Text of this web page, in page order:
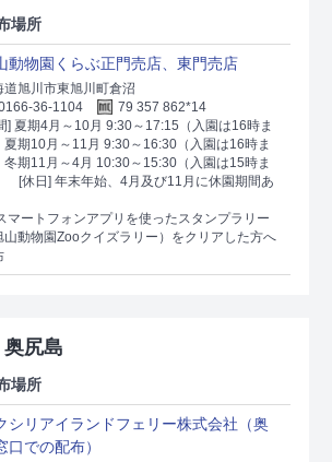
場所
動物園くらぶ正門売店、東門売店
道旭川市東旭川町倉沼
36-1104
79 357 862*14
] 夏期4月～10月 9:30～17:15（入園は16時ま
夏期10月～11月 9:30～16:30（入園は16時ま
冬期11月～4月 10:30～15:30（入園は15時ま
[休日] 年末年始、4月及び11月に休園期間あ
マートフォンアプリを使ったスタンプラリー
山動物園Zooクイズラリー）をクリアした方へ
奥尻島
場所
シリアイランドフェリー株式会社（奥
口での配布）